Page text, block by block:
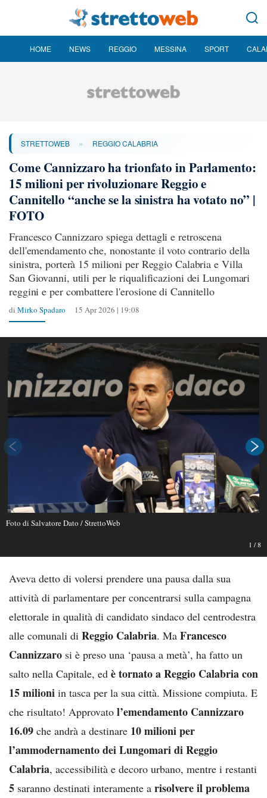
HOME NEWS REGGIO MESSINA SPORT
STRETTOWEB » REGGIO CALABRIA
Come Cannizzaro ha trionfato in Parlamento:
15 milioni per rivoluzionare Reggio e
Cannitello “anche se la sinistra ha votato no” |
FOTO
Francesco Cannizzaro spiega dettagli e retroscena
dell'emendamento che, nonostante il voto contrario della
sinistra, porterà 15 milioni per Reggio Calabria e Villa
San Giovanni, utili per le riqualificazioni dei Lungomari
reggini e per combattere l'erosione di Cannitello
di Mirko Spadaro 15 Apr 2026 | 19:08
Foto di Salvatore Dato / StrettoWeb
1 /8
Aveva detto di volersi prendere una pausa dalla sua
attività di parlamentare per concentrarsi sulla campagna
elettorale in qualità di candidato sindaco del centrodestra
alle comunali di Reggio Calabria. Ma Francesco
Cannizzaro si è preso una ‘pausa a metà’, ha fatto un
salto nella Capitale, ed è tornato a Reggio Calabria con
15 milioni in tasca per la sua città. Missione compiuta. E
che risultato! Approvato l’emendamento Cannizzaro
16.09 che andrà a destinare 10 milioni per
l’ammodernamento dei Lungomari di Reggio
Calabria, accessibilità e decoro urbano, mentre i restanti
5 saranno destinati interamente a risolvere ilproblema